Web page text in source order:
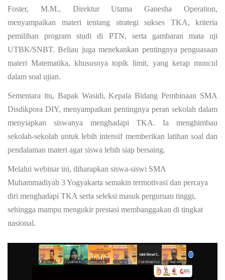
Foster, M.M., Direktur Utama Ganesha Operation,
menyampaikan materi tentang strategi sukses TKA, kriteria
pemilihan program studi di PTN, serta gambaran mata uji
UTBK/SNBT. Beliau juga menekankan pentingnya penguasaan
materi Matematika, khususnya topik limit, yang kerap muncul
dalam soal ujian.
Sementara itu, Bapak Wasidi, Kepala Bidang Pembinaan SMA
Disdikpora DIY, menyampaikan pentingnya peran sekolah dalam
menyiapkan siswanya menghadapi TKA. Ia menghimbau
sekolah-sekolah untuk lebih intensif memberikan latihan soal dan
pendalaman materi agar siswa lebih siap bersaing.
Melalui webinar ini, diharapkan siswa-siswi SMA
Muhammadiyah 3 Yogyakarta semakin termotivasi dan percaya
diri menghadapi TKA serta seleksi masuk perguruan tinggi,
sehingga mampu mengukir prestasi membanggakan di tingkat
nasional.